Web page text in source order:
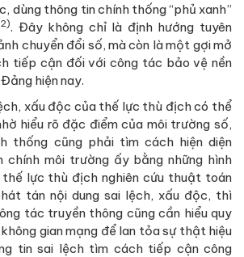
dùng thông tin chính thống “phủ xanh”
. Đây không chỉ là định hướng tuyên
chuyển đổi số, mà còn là một gợi mở
tiếp cận đối với công tác bảo vệ nền
hiện nay.
xấu độc của thế lực thù địch có thể
hiểu rõ đặc điểm của môi trường số,
thống cũng phải tìm cách hiện diện
chính môi trường ấy bằng những hình
lực thù địch nghiên cứu thuật toán
tán nội dung sai lệch, xấu độc, thì
tác truyền thông cũng cần hiểu quy
gian mạng để lan tỏa sự thật hiệu
tin sai lệch tìm cách tiếp cận công